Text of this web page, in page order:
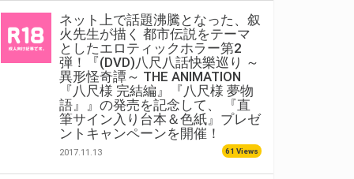
ネット上で話題沸騰となった、叙
火先生が描く 都市伝説をテーマ
としたエロティックホラー第2
弾！『(DVD)八尺八話快樂巡り ～
異形怪奇譚～ THE ANIMATION
『八尺様 完結編』『八尺様 夢物
語』』の発売を記念して、 『直
筆サイン入り台本＆色紙』プレゼ
ントキャンペーンを開催！
2017.11.13 61 Views